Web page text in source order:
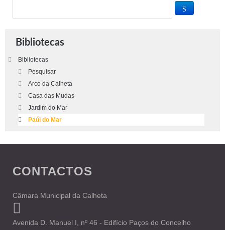
Bibliotecas
Bibliotecas
Pesquisar
Arco da Calheta
Casa das Mudas
Jardim do Mar
Paúl do Mar
CONTACTOS
Câmara Municipal da Calheta
Avenida D. Manuel I, nº 46 - Edifício Paços do Concelho